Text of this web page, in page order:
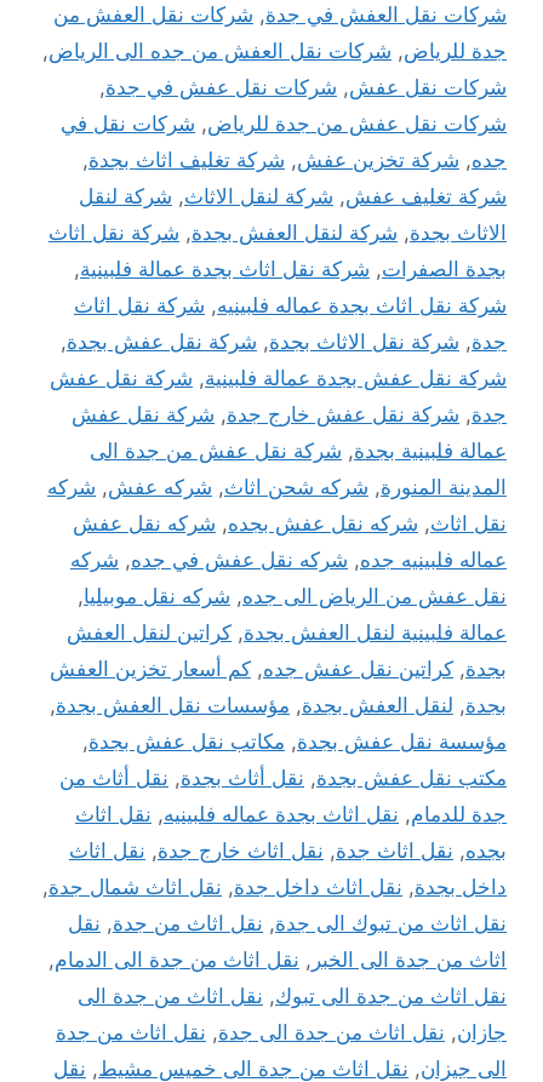
شركات نقل العفش في جدة, شركات نقل العفش من
جدة للرياض, شركات نقل العفش من جده الى الرياض,
شركات نقل عفش, شركات نقل عفش في جدة,
شركات نقل عفش من جدة للرياض, شركات نقل في
جده, شركة تخزين عفش, شركة تغليف اثاث بجدة,
شركة تغليف عفش, شركة لنقل الاثاث, شركة لنقل
الاثاث بجدة, شركة لنقل العفش بجدة, شركة نقل اثاث
بجدة الصفرات, شركة نقل اثاث بجدة عمالة فلبينية,
شركة نقل اثاث بجدة عماله فلبينيه, شركة نقل اثاث
جدة, شركة نقل الاثاث بجدة, شركة نقل عفش بجدة,
شركة نقل عفش بجدة عمالة فلبينية, شركة نقل عفش
جدة, شركة نقل عفش خارج جدة, شركة نقل عفش
عمالة فلبينية بجدة, شركة نقل عفش من جدة الى
المدينة المنورة, شركه شحن اثاث, شركه عفش, شركه
نقل اثاث, شركه نقل عفش بجده, شركه نقل عفش
عماله فلبينيه جده, شركه نقل عفش في جده, شركه
نقل عفش من الرياض الى جده, شركه نقل موبيليا,
عمالة فلبينية لنقل العفش بجدة, كراتين لنقل العفش
بجدة, كراتين نقل عفش جده, كم أسعار تخزين العفش
بجدة, لنقل العفش بجدة, مؤسسات نقل العفش بجدة,
مؤسسة نقل عفش بجدة, مكاتب نقل عفش بجدة,
مكتب نقل عفش بجدة, نقل أثاث بجدة, نقل أثاث من
جدة للدمام, نقل اثاث بجدة عماله فلبينيه, نقل اثاث
بجده, نقل اثاث جدة, نقل اثاث خارج جدة, نقل اثاث
داخل بجدة, نقل اثاث داخل جدة, نقل اثاث شمال جدة,
نقل اثاث من تبوك الى جدة, نقل اثاث من جدة, نقل
اثاث من جدة الى الخبر , نقل اثاث من جدة الى الدمام,
نقل اثاث من جدة الى تبوك, نقل اثاث من جدة الى
جازان, نقل اثاث من جدة الى جدة, نقل اثاث من جدة
الى جيزان, نقل اثاث من جدة الى خميس مشيط, نقل